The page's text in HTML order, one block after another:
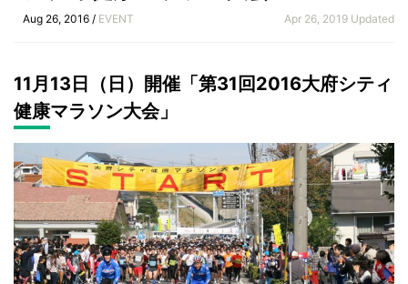
Aug 26, 2016 / EVENT Apr 26, 2019 Updated
11月13日（日）開催「第31回2016大府シティ
健康マラソン大会」